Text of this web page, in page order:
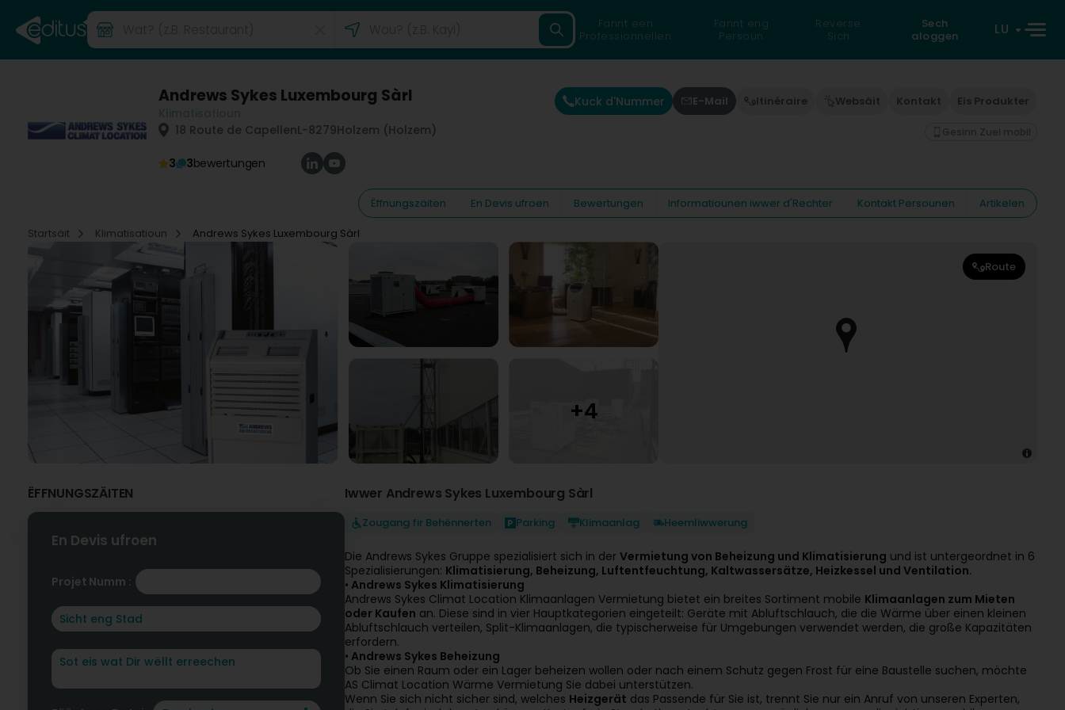
Fannt een
Professionnellen
Fannt eng
Persoun
Reverse
Sich
Sech
aloggen
LU
Andrews Sykes Luxembourg Sàrl
18 Route de CapellenL-8279Holzem (Holzem)
3 3bewertungen
Kuck d'Nummer E-Mail Itinéraire Websäit Kontakt Eis Produkter
Gesinn Zuel mobil
Ëffnungszäiten En Devis ufroen Bewertungen Informatiounen iwwer d'Rechter Kontakt Persounen
Artikelen
Startsäit
Klimatisatioun Andrews Sykes Luxembourg Sàrl
Route
ËFFNUNGSZÄITEN
En Devis ufroen
Projet Numm :
Iwwer Andrews Sykes Luxembourg Sàrl
Zougang fir Behënnerten Parking Klimaanlag Heemliwwerung
Die Andrews Sykes Gruppe spezialisiert sich in der Vermietung von Beheizung und Klimatisierung und ist untergeordnet in 6
Spezialisierungen: Klimatisierung, Beheizung, Luftentfeuchtung, Kaltwassersätze, Heizkessel und Ventilation.
• Andrews Sykes Klimatisierung
Andrews Sykes Climat Location Klimaanlagen Vermietung bietet ein breites Sortiment mobile Klimaanlagen zum Mieten
oder Kaufen an. Diese sind in vier Hauptkategorien eingeteilt: Geräte mit Abluftschlauch, die die Wärme über einen kleinen
Abluftschlauch verteilen, Split-Klimaanlagen, die typischerweise für Umgebungen verwendet werden, die große Kapazitäten
erfordern.
• Andrews Sykes Beheizung
Ob Sie einen Raum oder ein Lager beheizen wollen oder nach einem Schutz gegen Frost für eine Baustelle suchen, möchte
AS Climat Location Wärme Vermietung Sie dabei unterstützen.
Wenn Sie sich nicht sicher sind, welches Heizgerät das Passende für Sie ist, trennt Sie nur ein Anruf von unseren Experten,